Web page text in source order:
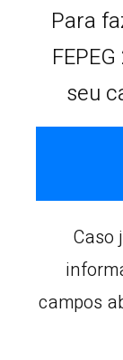
Para
seu
Caso
campos